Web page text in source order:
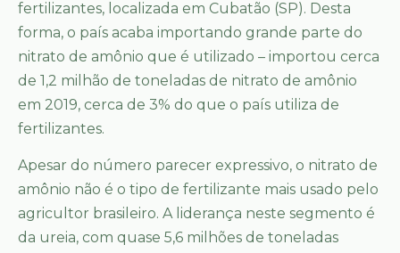
fertilizantes, localizada em Cubatão (SP). Desta
forma, o país acaba importando grande parte do
nitrato de amônio que é utilizado – importou cerca
de 1,2 milhão de toneladas de nitrato de amônio
em 2019, cerca de 3% do que o país utiliza de
fertilizantes.
Apesar do número parecer expressivo, o nitrato de
amônio não é o tipo de fertilizante mais usado pelo
agricultor brasileiro. A liderança neste segmento é
da ureia, com quase 5,6 milhões de toneladas